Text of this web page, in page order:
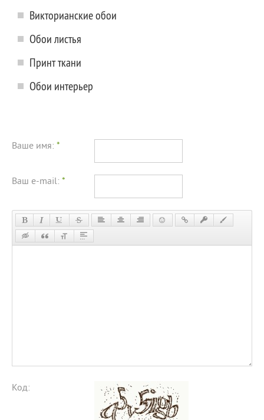
Викторианские обои
Обои листья
Принт ткани
Обои интерьер
Ваше имя: *
Ваш e-mail: *
Код: